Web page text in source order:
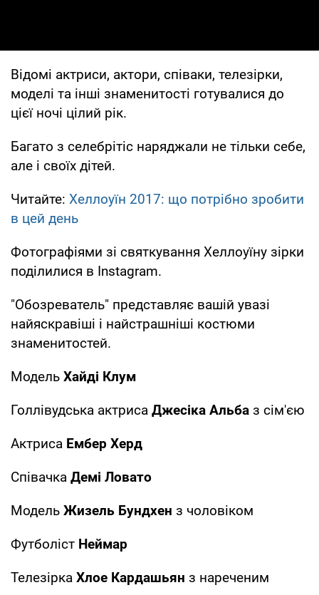
Відомі актриси, актори, співаки, телезірки,
моделі та інші знаменитості готувалися до
цієї ночі цілий рік.
Багато з селебрітіс наряджали не тільки себе,
але і своїх дітей.
Читайте: Хеллоуїн 2017: що потрібно зробити
в цей день
Фотографіями зі святкування Хеллоуїну зірки
поділилися в Instagram.
"Обозреватель" представляє вашій увазі
найяскравіші і найстрашніші костюми
знаменитостей.
Модель Хайді Клум
Голлівудська актриса Джесіка Альба з сім'єю
Актриса Ембер Херд
Співачка Демі Ловато
Модель Жизель Бундхен з чоловіком
Футболіст Неймар
Телезірка Хлое Кардашьян з нареченим